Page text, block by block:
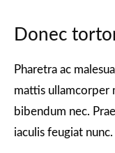
Donec
Pharetra ac
mattis ullamcorper
bibendum nec.
iaculis feugiat nunc.